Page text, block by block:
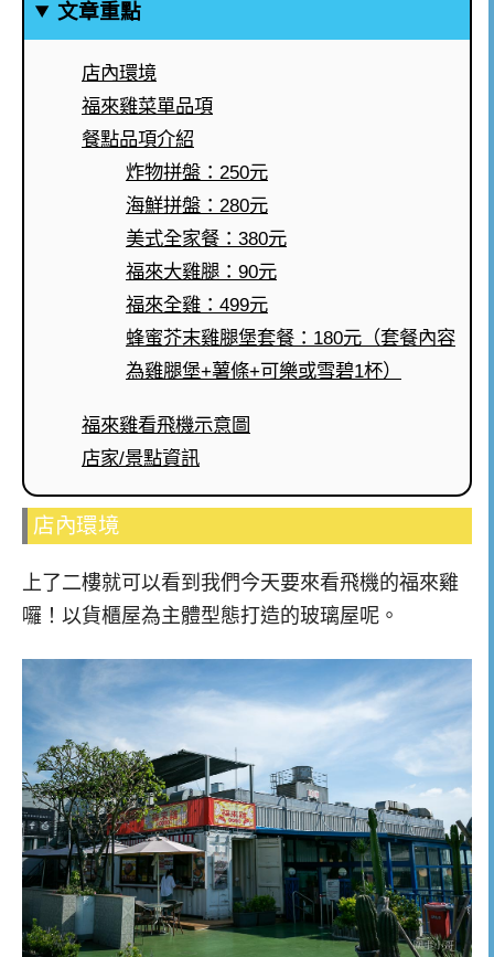
文章重點
店內環境
福來雞菜單品項
餐點品項介紹
炸物拼盤：250元
海鮮拼盤：280元
美式全家餐：380元
福來大雞腿：90元
福來全雞：499元
蜂蜜芥末雞腿堡套餐：180元（套餐內容
為雞腿堡+薯條+可樂或雪碧1杯）
福來雞看飛機示意圖
店家/景點資訊
店內環境
上了二樓就可以看到我們今天要來看飛機的福來雞
囉！以貨櫃屋為主體型態打造的玻璃屋呢。